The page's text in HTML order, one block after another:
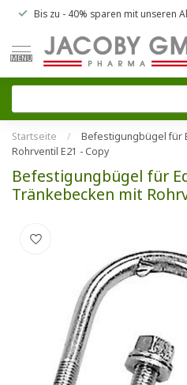
Bis zu - 40% sparen mit unseren
MENU
Startseite /
Befestigungbügel für
Rohrventil E21 - Copy
Befestigungbügel für
Tränkebecken mit